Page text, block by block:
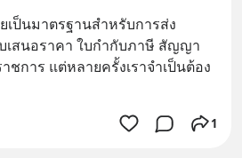
เป็นมาตรฐานสำหรับการส่ง
บเสนอราคา ใบกำกับภาษี สัญญา
ชการ แต่หลายครั้งเราจำเป็นต้อง
1